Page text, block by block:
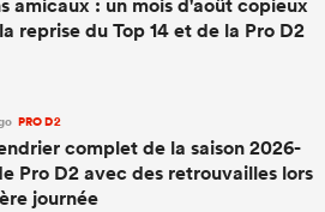
reprise du Top 14 et de la Pro D2
PRO D2
complet de la saison 2026-
Pro D2 avec des retrouvailles lors
journée